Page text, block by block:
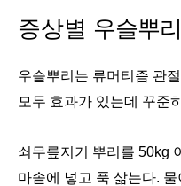
증상별 우슬뿌
우슬뿌리는 류머티즘 관
모두 효과가 있는데 꾸준
쇠무릎지기 뿌리를 50kg
마솥에 넣고 푹 삶는다.